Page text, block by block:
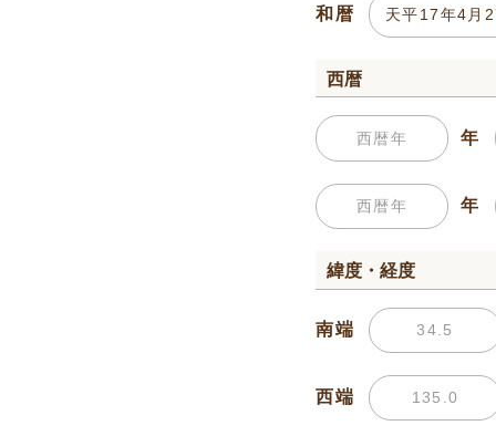
和暦
西暦
年
年
緯度・経度
南端
西端